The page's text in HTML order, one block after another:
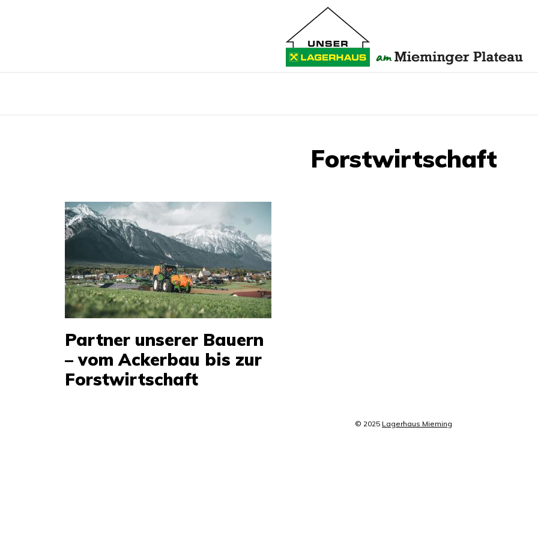
Forstwirtschaft
Partner unserer Bauern
– vom Ackerbau bis zur
Forstwirtschaft
© 2025 Lagerhaus Mieming